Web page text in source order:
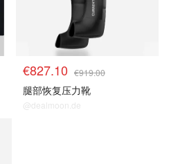
€827.10 €919.00
腿部恢复压力靴
@dealmoon.de